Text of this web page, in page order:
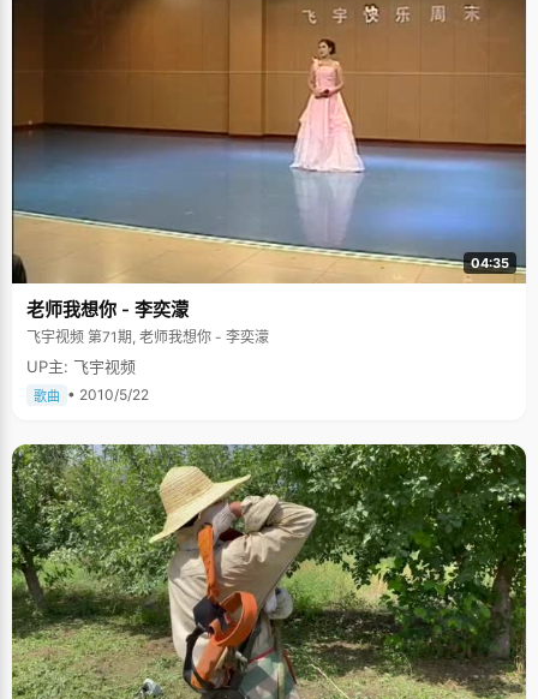
04:35
老师我想你 - 李奕濛
飞宇视频 第71期, 老师我想你 - 李奕濛
UP主: 飞宇视频
歌曲 • 2010/5/22